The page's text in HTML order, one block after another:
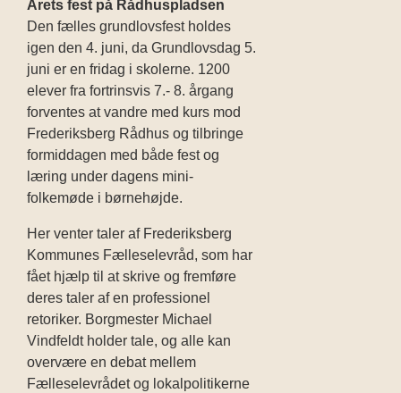
Årets fest på Rådhuspladsen
Den fælles grundlovsfest holdes
igen den 4. juni, da Grundlovsdag 5.
juni er en fridag i skolerne. 1200
elever fra fortrinsvis 7.- 8. årgang
forventes at vandre med kurs mod
Frederiksberg Rådhus og tilbringe
formiddagen med både fest og
læring under dagens mini-
folkemøde i børnehøjde.
Her venter taler af Frederiksberg
Kommunes Fælleselevråd, som har
fået hjælp til at skrive og fremføre
deres taler af en professionel
retoriker. Borgmester Michael
Vindfeldt holder tale, og alle kan
overvære en debat mellem
Fælleselevrådet og lokalpolitikerne